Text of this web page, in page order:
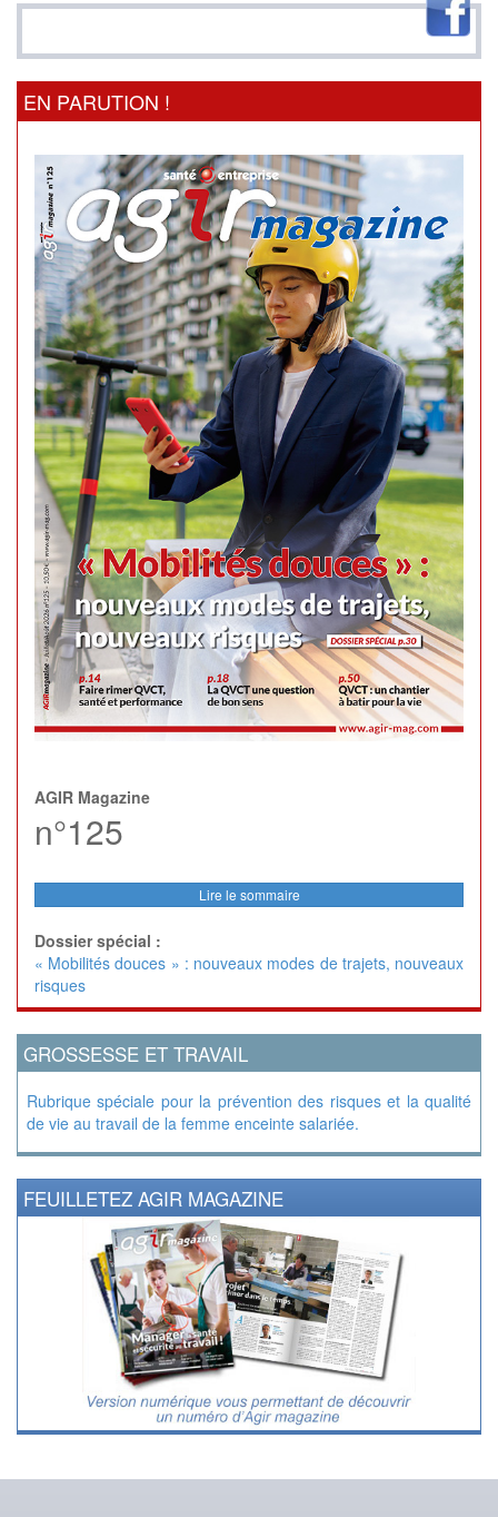
EN PARUTION !
AGIR Magazine
n°125
Lire le sommaire
Dossier spécial :
« Mobilités douces » : nouveaux modes de trajets, nouveaux
risques
GROSSESSE ET TRAVAIL
Rubrique spéciale pour la prévention des risques et la qualité
de vie au travail de la femme enceinte salariée.
FEUILLETEZ AGIR MAGAZINE